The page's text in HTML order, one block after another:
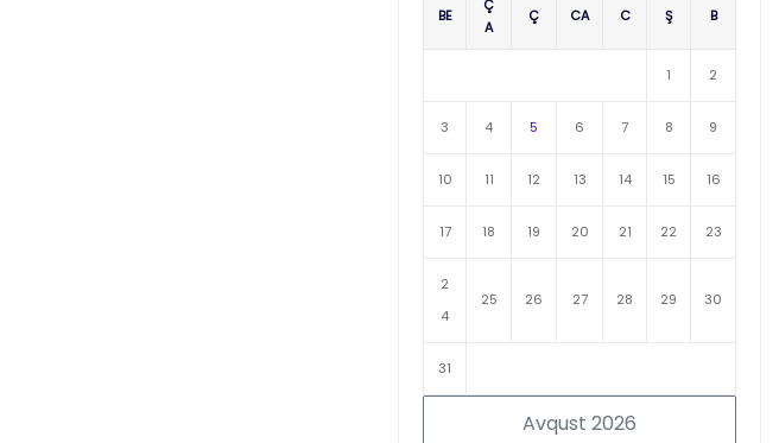
Avqust 2026
BE
Ç
A
Ç CA C Ş B
1 2
3 4 5 6 7 8 9
10 11 12 13 14 15 16
17 18 19 20 21 22 23
2
4
25 26 27 28 29 30
31